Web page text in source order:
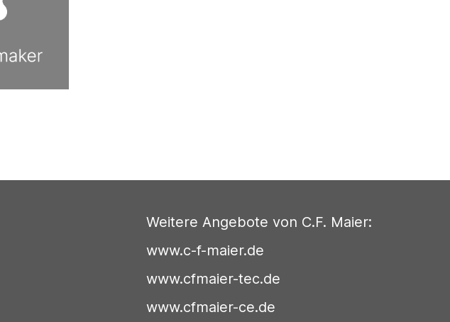
Weitere Angebote von C.F. Maier:
www.c-f-maier.de
www.cfmaier-tec.de
www.cfmaier-ce.de